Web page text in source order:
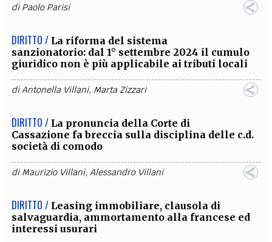
diPaolo Parisi
DIRITTO / La riforma del sistema
sanzionatorio: dal 1° settembre 2024 il cumulo
giuridico non è più applicabile ai tributi locali
diAntonella Villani, Marta Zizzari
DIRITTO / La pronuncia della Corte di
Cassazione fa breccia sulla disciplina delle c.d.
società di comodo
diMaurizio Villani,Alessandro Villani
DIRITTO / Leasing immobiliare, clausola di
salvaguardia, ammortamento alla francese ed
interessi usurari